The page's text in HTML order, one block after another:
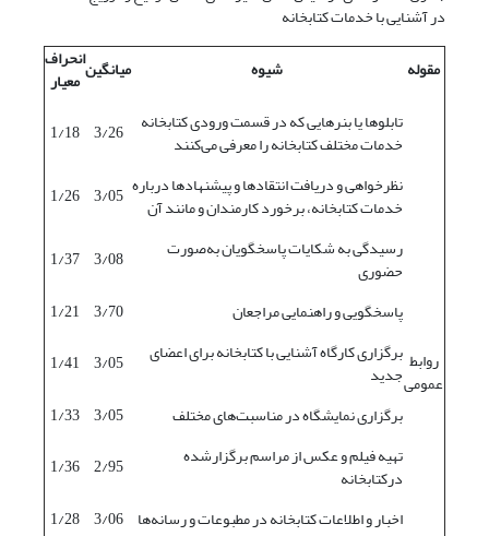
در آشنایی با خدمات کتابخانه
مقوله
شیوه میانگینانحراف
معیار
روابط
عمومی
تابلوها یا بنرهایی که در قسمت ورودی کتابخانه
خدمات مختلف کتابخانه را معرفی می‌کنند 3/26
1/18
نظرخواهی و دریافت انتقادها و پیشنهادها درباره
خدمات کتابخانه، برخورد کارمندان و مانند آن 3/05
1/26
رسیدگی به شکایات پاسخگویان به‌صورت
حضوری 3/08
1/37
پاسخگویی و راهنمایی مراجعان
3/70
1/21
برگزاری کارگاه آشنایی با کتابخانه برای اعضای
جدید 3/05
1/41
برگزاری نمایشگاه در مناسبت‌های مختلف
3/05
1/33
تهیه فیلم و عکس از مراسم برگزارشده
درکتابخانه 2/95
1/36
اخبار و اطلاعات کتابخانه در مطبوعات و رسانه‌ها 3/06
1/28